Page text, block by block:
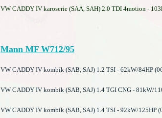
VW CADDY IV karoserie (SAA, SAH) 2.0 TDI 4motion -
Mann MF W712/95
VW CADDY IV kombík (SAB, SAJ) 1.2 TSI - 62kW/84HP
VW CADDY IV kombík (SAB, SAJ) 1.4 TGI CNG - 81kW/
VW CADDY IV kombík (SAB, SAJ) 1.4 TSI - 92kW/125HP